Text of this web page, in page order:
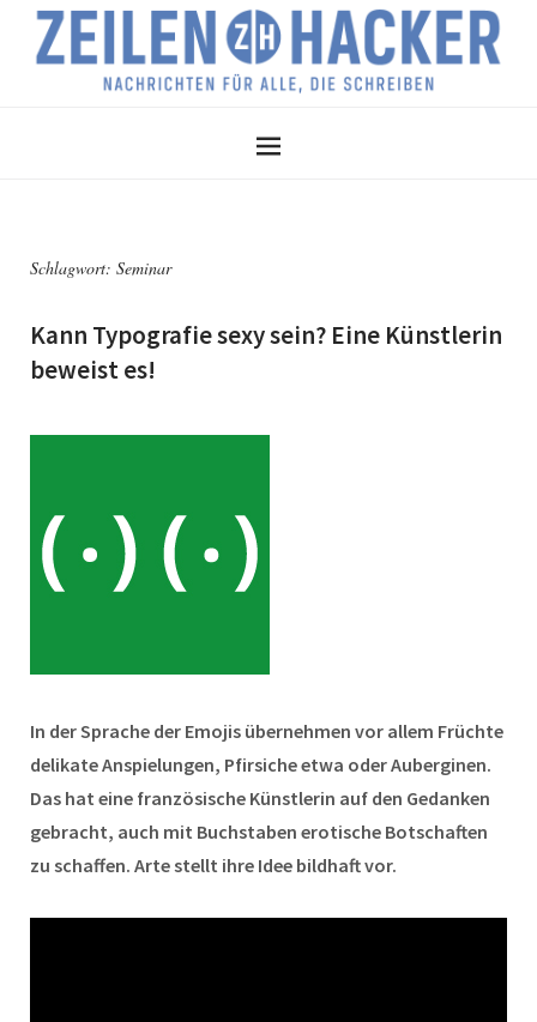
Schlagwort: Seminar
Kann Typografie sexy sein? Eine Künstlerin
beweist es!
In der Sprache der Emojis übernehmen vor allem Früchte
delikate Anspielungen, Pfirsiche etwa oder Auberginen.
Das hat eine französische Künstlerin auf den Gedanken
gebracht, auch mit Buchstaben erotische Botschaften
zu schaffen. Arte stellt ihre Idee bildhaft vor.